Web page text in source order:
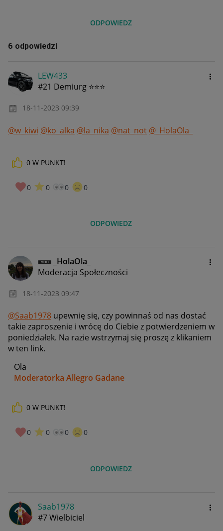
ODPOWIEDZ
6 odpowiedzi
LEW433
#21 Demiurg ⭐⭐⭐
‎18-11-2023 09:39
@w_kiwi @ko_alka @la_nika @nat_not @_HolaOla_
0 W PUNKT!
0 0 0 0
ODPOWIEDZ
_HolaOla_
Moderacja Społeczności
‎18-11-2023 09:47
@Saab1978 upewnię się, czy powinnaś od nas dostać
takie zaproszenie i wrócę do Ciebie z potwierdzeniem w
poniedziałek. Na razie wstrzymaj się proszę z klikaniem
w ten link.
Ola
Moderatorka Allegro Gadane
0 W PUNKT!
0 0 0 0
ODPOWIEDZ
Saab1978
#7 Wielbiciel